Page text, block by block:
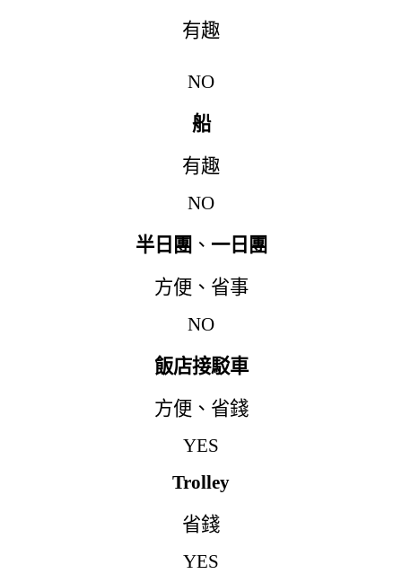
有趣
NO
船
有趣
NO
半日團 、 一日團
方便 、 省事
NO
飯店接駁車
方便 、 省錢
YES
Trolley
省錢
YES